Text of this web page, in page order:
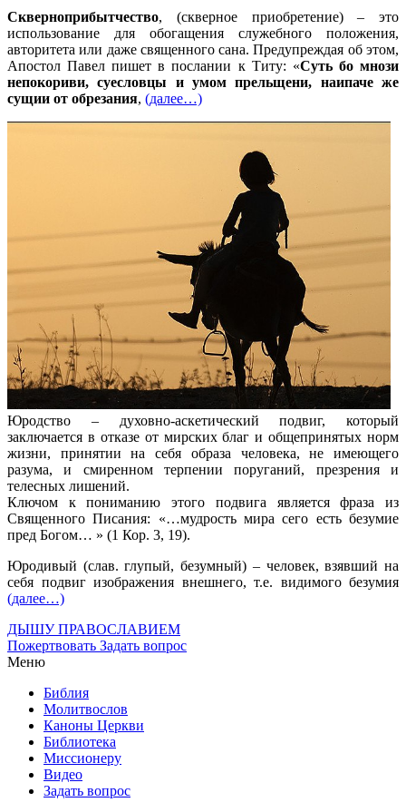
Скверноприбытчество, (скверное приобретение) – это
использование для обогащения служебного положения,
авторитета или даже священного сана. Предупреждая об этом,
Апостол Павел пишет в послании к Титу: «Суть бо мнози
непокориви, суесловцы и умом прельщени, наипаче же
сущии от обрeзания, (далее…)
Юродство – духовно-аскетический подвиг, который
заключается в отказе от мирских благ и общепринятых норм
жизни, принятии на себя образа человека, не имеющего
разума, и смиренном терпении поруганий, презрения и
телесных лишений.
Ключом к пониманию этого подвига является фраза из
Священного Писания: «…мудрость мира сего есть безумие
пред Богом… » (1 Кор. 3, 19).
Юродивый (слав. глупый, безумный) – человек, взявший на
себя подвиг изображения внешнего, т.е. видимого безумия
(далее…)
ДЫШУ ПРАВОСЛАВИЕМ
Пожертвовать Задать вопрос
Меню
Библия
Молитвослов
Каноны Церкви
Библиотека
Миссионеру
Видео
Задать вопрос